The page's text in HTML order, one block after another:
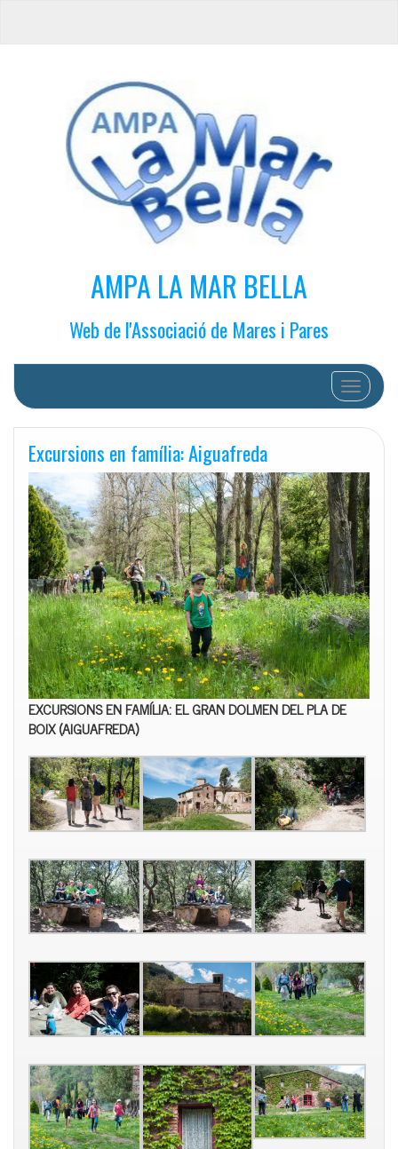
AMPA LA MAR BELLA
Web de l'Associació de Mares i Pares
Cambiar
Excursions en família: Aiguafreda
EXCURSIONS EN FAMÍLIA:EL GRAN DOLMEN DEL PLA DE
BOIX (AIGUAFREDA)